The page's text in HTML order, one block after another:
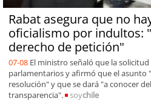
Rabat asegura que no
oficialismo por indultos:
derecho de petición"
07-08 El ministro señaló que la
parlamentarios y afirmó que el
resolución" y que se dará "a conocer
transparencia".
soychile